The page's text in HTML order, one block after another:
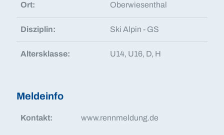
Ort: Oberwiesenthal
Disziplin: Ski Alpin - GS
Altersklasse: U14, U16, D, H
Meldeinfo
Kontakt: www.rennmeldung.de